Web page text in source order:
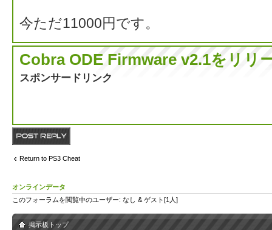
今ただ11000円です。
Cobra ODE Firmware v2.1をリリ
スポンサードリンク
Return to PS3 Cheat
オンラインデータ
このフォーラムを閲覧中のユーザー: なし & ゲスト[1人]
掲示板トップ